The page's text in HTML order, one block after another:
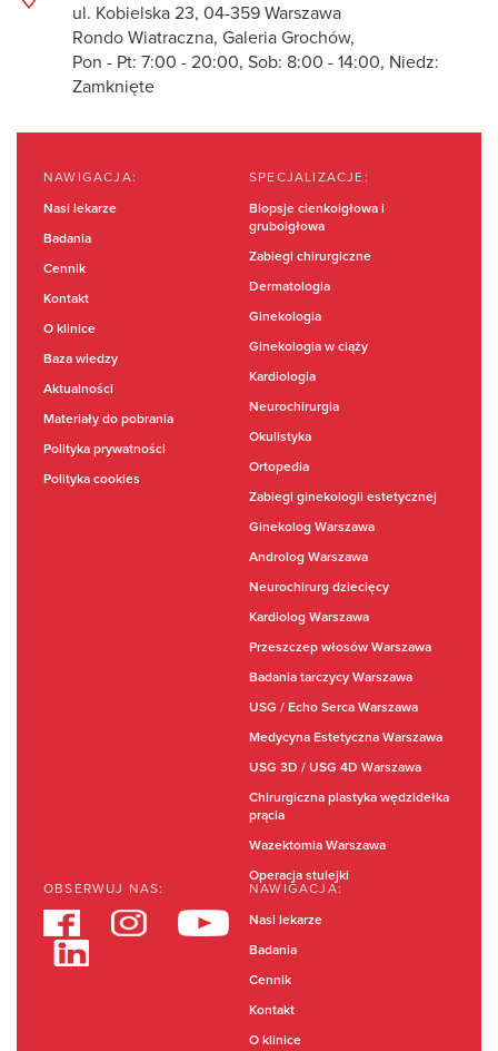
ul. Kobielska 23, 04-359 Warszawa
Rondo Wiatraczna, Galeria Grochów,
Pon - Pt: 7:00 - 20:00, Sob: 8:00 - 14:00, Niedz:
Zamknięte
NAWIGACJA:
Nasi lekarze
Badania
Cennik
Kontakt
O klinice
Baza wiedzy
Aktualności
Materiały do pobrania
Polityka prywatności
Polityka cookies
SPECJALIZACJE:
Biopsje cienkoigłowa i
gruboigłowa
Zabiegi chirurgiczne
Dermatologia
Ginekologia
Ginekologia w ciąży
Kardiologia
Neurochirurgia
Okulistyka
Ortopedia
Zabiegi ginekologii estetycznej
Ginekolog Warszawa
Androlog Warszawa
Neurochirurg dziecięcy
Kardiolog Warszawa
Przeszczep włosów Warszawa
Badania tarczycy Warszawa
USG / Echo Serca Warszawa
Medycyna Estetyczna Warszawa
USG 3D / USG 4D Warszawa
Chirurgiczna plastyka wędzidełka
prącia
Wazektomia Warszawa
Operacja stulejki
OBSERWUJ NAS: NAWIGACJA:
Nasi lekarze
Badania
Cennik
Kontakt
O klinice